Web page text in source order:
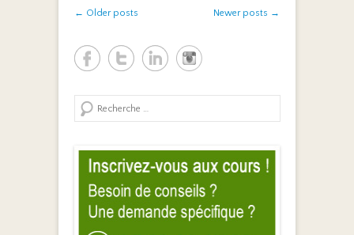
Post navigation
← Older posts Newer posts →
Search